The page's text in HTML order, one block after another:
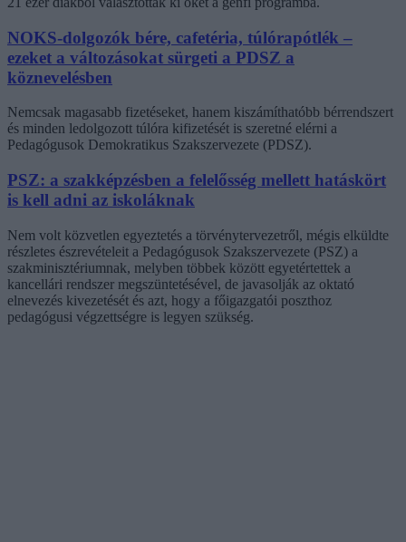
NOKS-dolgozók bére, cafetéria, túlórapótlék –
ezeket a változásokat sürgeti a PDSZ a
köznevelésben
Nemcsak magasabb fizetéseket, hanem kiszámíthatóbb bérrendszert
és minden ledolgozott túlóra kifizetését is szeretné elérni a
Pedagógusok Demokratikus Szakszervezete (PDSZ).
PSZ: a szakképzésben a felelősség mellett hatáskört
is kell adni az iskoláknak
Nem volt közvetlen egyeztetés a törvénytervezetről, mégis elküldte
részletes észrevételeit a Pedagógusok Szakszervezete (PSZ) a
szakminisztériumnak, melyben többek között egyetértettek a
kancellári rendszer megszüntetésével, de javasolják az oktató
elnevezés kivezetését és azt, hogy a főigazgatói poszthoz
pedagógusi végzettségre is legyen szükség.